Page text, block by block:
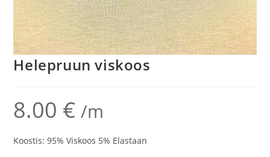
Helepruun viskoos
8.00 € /m
Koostis: 95% Viskoos 5% Elastaan